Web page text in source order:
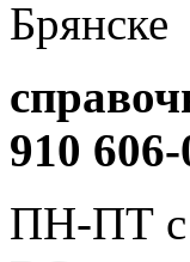
Брянске
910
ПН-ПТ с